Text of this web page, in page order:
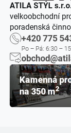
ATILA STÝL
velkoobchodní
poradenská
+420 775
Po – Pá: 6:30 –
Kamenná
na 350 m2